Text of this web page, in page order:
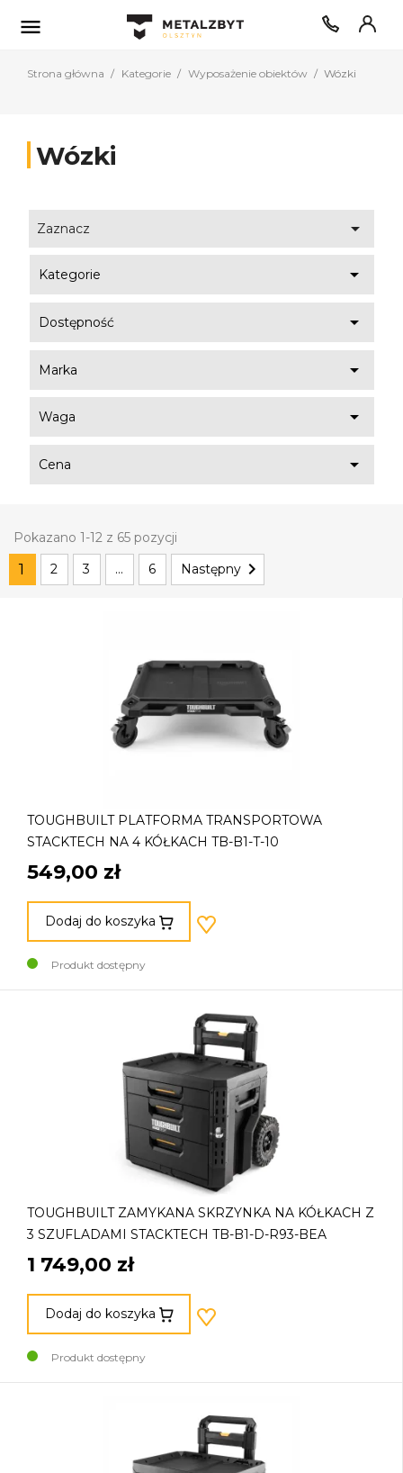

Strona główna Kategorie Wyposażenie obiektów Wózki
Wózki
Zaznacz 
Kategorie 
Dostępność 
Marka 
Waga 
Cena 
Pokazano 1-12 z 65 pozycji
1 2 3 … 6 Następny 
TOUGHBUILT PLATFORMA TRANSPORTOWA
STACKTECH NA 4 KÓŁKACH TB-B1-T-10
549,00 zł
Dodaj do koszyka
Produkt dostępny
TOUGHBUILT ZAMYKANA SKRZYNKA NA KÓŁKACH Z
3 SZUFLADAMI STACKTECH TB-B1-D-R93-BEA
1 749,00 zł
Dodaj do koszyka
Produkt dostępny